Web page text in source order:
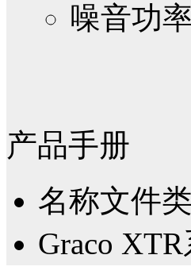
噪音功
产品手册
名称文件
Graco